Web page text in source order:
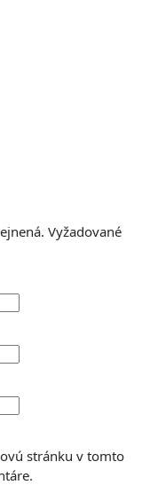
Vyžadované
stránku v tomto